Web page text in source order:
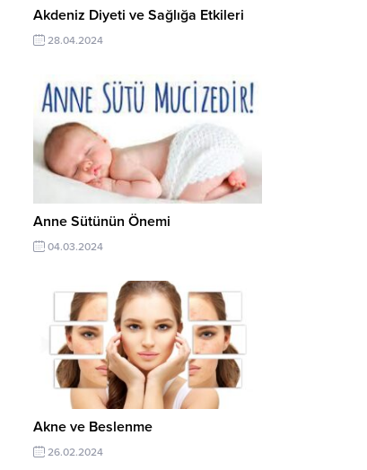
Akdeniz Diyeti ve Sağlığa Etkileri
28.04.2024
Anne Sütünün Önemi
04.03.2024
Akne ve Beslenme
26.02.2024